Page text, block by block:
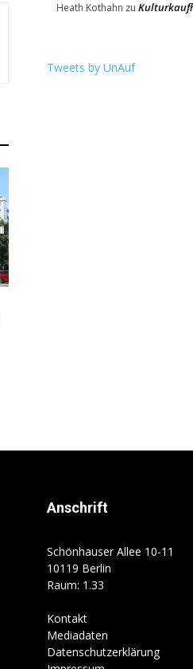
Heath Kothahn zu
Tweets by UnAuf
Anschrift
Schönhauser Allee 10-11
10119 Berlin
Raum: 1.33
Kontakt
Mediadaten
Datenschutzerklärung